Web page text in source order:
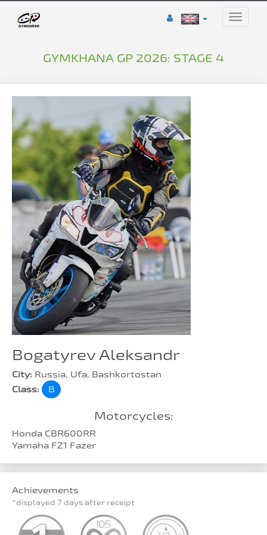
Toggle
GYMKHANA GP 2026: STAGE 4
Bogatyrev Aleksandr
City: Russia, Ufa, Bashkortostan
Class:
B
Motorcycles:
Honda CBR600RR
Yamaha FZ1 Fazer
Achievements
*displayed 7 days after receipt